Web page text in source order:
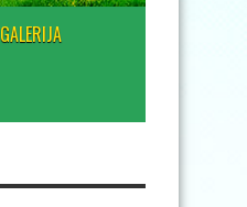
GALERIJA